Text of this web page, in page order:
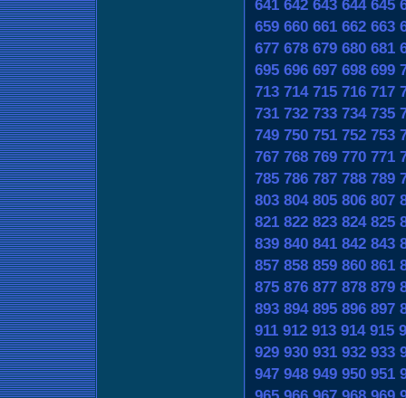
641 642 643 644 645
659 660 661 662 663
677 678 679 680 681
695 696 697 698 699
713 714 715 716 717
731 732 733 734 735
749 750 751 752 753
767 768 769 770 771
785 786 787 788 789
803 804 805 806 807
821 822 823 824 825
839 840 841 842 843
857 858 859 860 861
875 876 877 878 879
893 894 895 896 897
911 912 913 914 915
929 930 931 932 933
947 948 949 950 951